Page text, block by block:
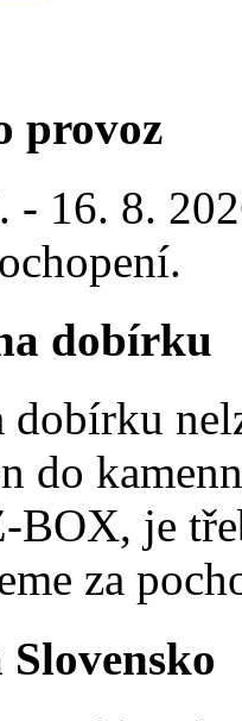
provoz
- 16. 8.
dobírku
dobírku
do
BOX, je
za